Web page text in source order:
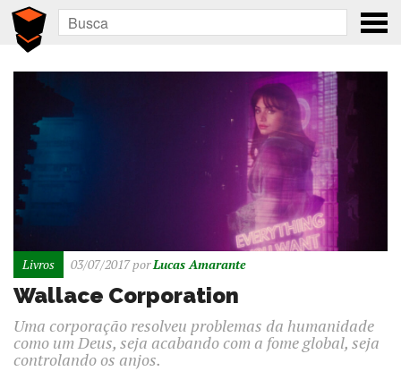
Livros 03/07/2017por Lucas Amarante
Wallace Corporation
Uma corporação resolveu problemas da humanidade
como um Deus, seja acabando com a fome global, seja
controlando os anjos.